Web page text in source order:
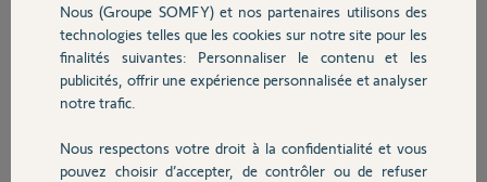
Sécurité
Domotique
Chauffage
J'ai voulu me connecter comme habituellement mais impossible on
m'indique une erreur. Comment faire? Peut-être pourrez-vous me
renseigner. D'avance je vous remercie.
P S : Mon alarme PROTEXIOM installée en 2013.
Merci,
marcel D.
il y a plus de 3 ans
Nous (Groupe SOMFY) et nos partenaires utilisons des
technologies telles que les cookies sur notre site pour les
finalités suivantes: Personnaliser le contenu et les
publicités, offrir une expérience personnalisée et analyser
notre trafic.
Nous respectons votre droit à la confidentialité et vous
pouvez choisir d’accepter, de contrôler ou de refuser